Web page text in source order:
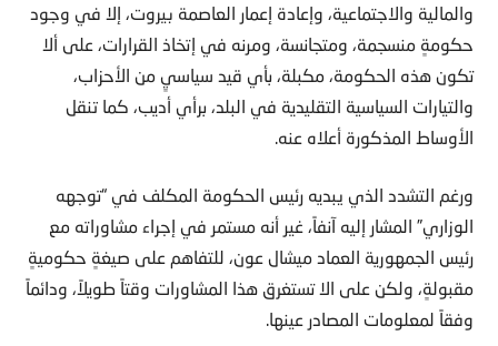
والمالية والاجتماعية، وإعادة إعمار العاصمة بيروت، إلا في وجود
حكومةٍ منسجمة، ومتجانسة، ومرنه في إتخاذ القرارات، على ألا
تكون هذه الحكومة، مكبلة، بأي قيد سياسيٍ من الأحزاب،
والتيارات السياسية التقليدية في البلد، برأي أديب، كما تنقل
الأوساط المذكورة أعلاه عنه.
ورغم التشدد الذي يبديه رئيس الحكومة المكلف في “توجهه
الوزاري” المشار إليه آنفاً، غير أنه مستمر في إجراء مشاوراته مع
رئيس الجمهورية العماد ميشال عون، للتفاهم على صيغةٍ حكوميةٍ
مقبولةٍ، ولكن على الا تستغرق هذا المشاورات وقتاً طويلاً، ودائماً
وفقاً لمعلومات المصادر عينها.